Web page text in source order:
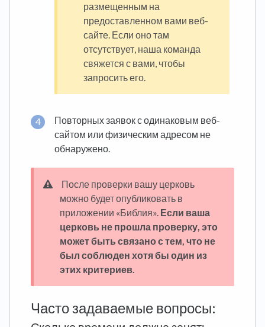
размещенным на
предоставленном вами веб-
сайте. Если оно там
отсутствует, наша команда
свяжется с вами, чтобы
запросить его.
Повторных заявок с одинаковым веб-
сайтом или физическим адресом не
обнаружено.
После проверки вашу церковь
можно будет опубликовать в
приложении «Библия». Если ваша
церковь не прошла проверку, это
может быть связано с тем, что не
был соблюден хотя бы один из
этих критериев.
Часто задаваемые вопросы: